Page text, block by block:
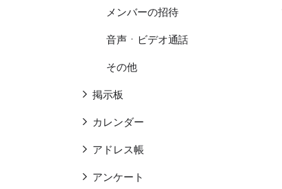
メンバーの招待
音声ㆍビデオ通話
その他
掲示板
カレンダー
アドレス帳
アンケート